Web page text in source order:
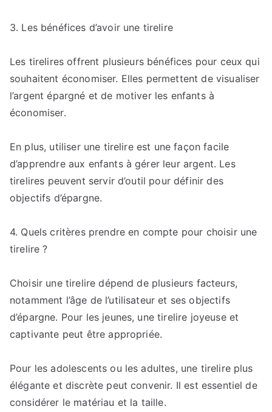
3. Les bénéfices d’avoir une tirelire
Les tirelires offrent plusieurs bénéfices pour ceux qui
souhaitent économiser. Elles permettent de visualiser
l’argent épargné et de motiver les enfants à
économiser.
En plus, utiliser une tirelire est une façon facile
d’apprendre aux enfants à gérer leur argent. Les
tirelires peuvent servir d’outil pour définir des
objectifs d’épargne.
4. Quels critères prendre en compte pour choisir une
tirelire ?
Choisir une tirelire dépend de plusieurs facteurs,
notamment l’âge de l’utilisateur et ses objectifs
d’épargne. Pour les jeunes, une tirelire joyeuse et
captivante peut être appropriée.
Pour les adolescents ou les adultes, une tirelire plus
élégante et discrète peut convenir. Il est essentiel de
considérer le matériau et la taille.